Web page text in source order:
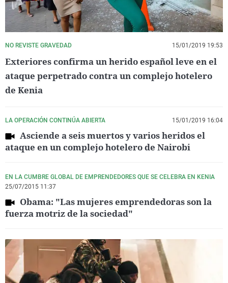
NO REVISTE GRAVEDAD 15/01/2019 19:53
Exteriores confirma un herido español leve en el
ataque perpetrado contra un complejo hotelero
de Kenia
LA OPERACIÓN CONTINÚA ABIERTA 15/01/2019 16:04
Asciende a seis muertos y varios heridos el
ataque en un complejo hotelero de Nairobi
EN LA CUMBRE GLOBAL DE EMPRENDEDORES QUE SE CELEBRA EN KENIA
25/07/2015 11:37
Obama: "Las mujeres emprendedoras son la
fuerza motriz de la sociedad"